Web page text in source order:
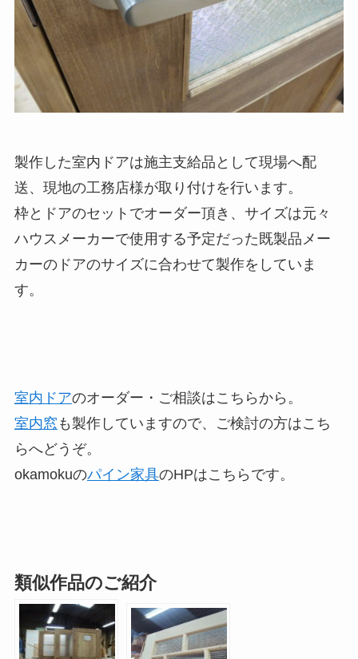
製作した室内ドアは施主支給品として現場へ配
送、現地の工務店様が取り付けを行います。
枠とドアのセットでオーダー頂き、サイズは元々
ハウスメーカーで使用する予定だった既製品メー
カーのドアのサイズに合わせて製作をしていま
す。
室内ドアのオーダー・ご相談はこちらから。
室内窓 も製作していますので、ご検討の方はこち
らへどうぞ。
okamokuのパイン家具のHPはこちらです。
類似作品のご紹介